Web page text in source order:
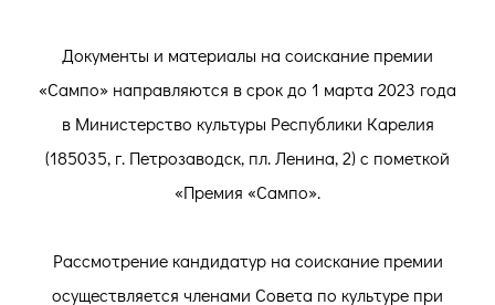
Документы и материалы на соискание премии
«Сампо» направляются в срок до 1 марта 2023 года
в Министерство культуры Республики Карелия
(185035, г. Петрозаводск, пл. Ленина, 2) с пометкой
«Премия «Сампо».
Рассмотрение кандидатур на соискание премии
осуществляется членами Совета по культуре при